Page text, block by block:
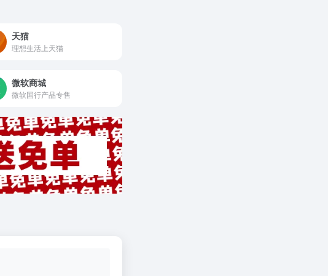
天猫
理想生活上天猫
微软商城
微软国行产品专售